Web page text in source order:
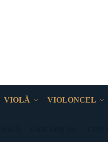
VIOLĂ VIOLONCEL